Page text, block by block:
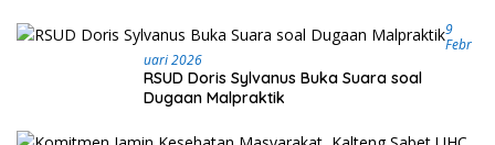
9
Febr
Uari 2026
RSUD Doris Sylvanus Buka Suara soal
Dugaan Malpraktik